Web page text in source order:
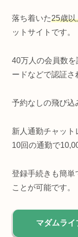
落ち着いた25歳以
ットサイトです。
40万人の会員数
ードなどで認証さ
予約なしの飛び込
新人通勤チャット
10回の通勤で
登録手続きも簡単
ことが可能です。
マダムラ